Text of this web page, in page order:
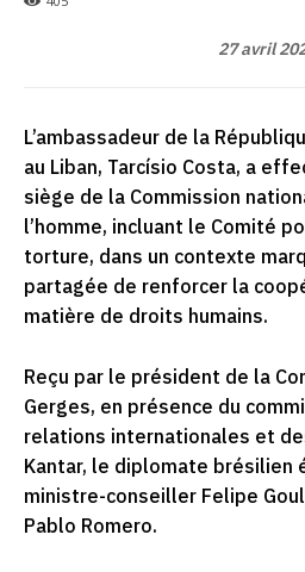
27 avril
L’ambassadeur de la
au Liban, Tarcísio Costa, a
siège de la Commission
l’homme, incluant le Comité
torture, dans un contexte
partagée de renforcer la
matière de droits humains.
Reçu par le président de la
Gerges, en présence du
relations internationales et
Kantar, le diplomate brésilien
ministre-conseiller Felipe
Pablo Romero.